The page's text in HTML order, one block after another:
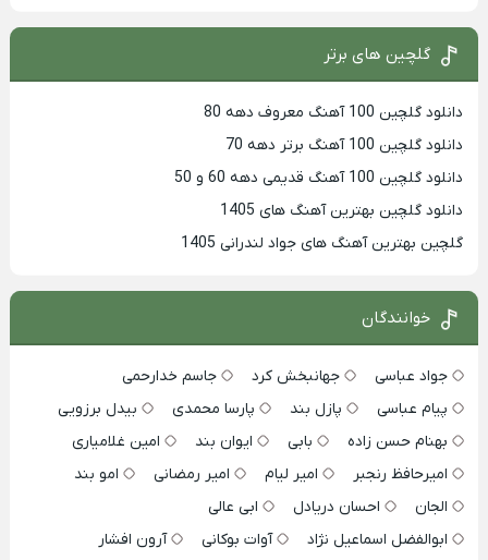
گلچین های برتر
دانلود گلچین 100 آهنگ معروف دهه 80
دانلود گلچین 100 آهنگ برتر دهه 70
دانلود گلچین 100 آهنگ قدیمی دهه 60 و 50
دانلود گلچین بهترین آهنگ های 1405
گلچین بهترین آهنگ های جواد لندرانی 1405
خوانندگان
جواد عباسی جهانبخش کرد
جاسم خدارحمی
پیام عباسی
پازل بند پارسا محمدی
بیدل برزویی
بهنام حسن زاده
بابی ایوان بند
امین غلامیاری
امیرحافظ رنجبر
امیر لیام امیر رمضانی
امو بند
الجان
احسان دریادل
ابی عالی
ابوالفضل اسماعیل نژاد
آوات بوکانی
آرون افشار